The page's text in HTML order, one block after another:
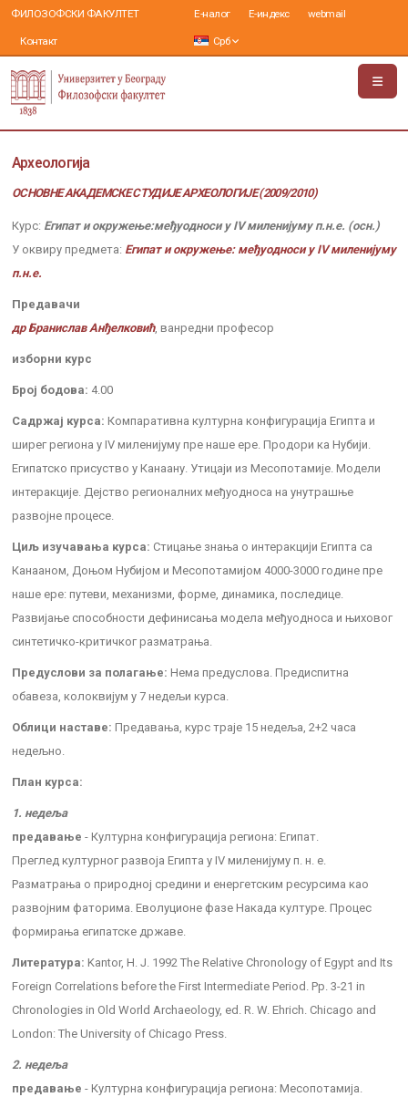
ФИЛОЗОФСКИ ФАКУЛТЕТ
Контакт
Е-налог Е-индекс webmail
Срб
Археологија
ОСНОВНЕ АКАДЕМСКЕ СТУДИЈЕ АРХЕОЛОГИЈЕ (2009/2010)
Курс: Египат и окружење:међуодноси у IV миленијуму п.н.е. (осн.)
У оквиру предмета: Египат и окружење: међуодноси у IV миленијуму
п.н.е.
Предавачи
др Бранислав Анђелковић, ванредни професор
изборни курс
Број бодова: 4.00
Садржај курса: Компаративна културна конфигурација Египта и
ширег региона у IV миленијуму пре наше ере. Продори ка Нубији.
Египатско присуство у Канаану. Утицаји из Месопотамије. Модели
интеракције. Дејство регионалних међуодноса на унутрашње
развојне процесе.
Циљ изучавања курса: Стицање знања о интеракцији Египта са
Канааном, Доњом Нубијом и Месопотамијом 4000-3000 године пре
наше ере: путеви, механизми, форме, динамика, последице.
Развијање способности дефинисања модела међуодноса и њиховог
синтетичко-критичког разматрања.
Предуслови за полагање: Нема предуслова. Предиспитна
обавеза, колоквијум у 7 недељи курса.
Облици наставе: Предавања, курс траје 15 недеља, 2+2 часа
недељно.
План курса:
1. недеља
предавање - Културна конфигурација региона: Египат.
Преглед културног развоја Египта у IV миленијуму п. н. е.
Разматрања о природној средини и енергетским ресурсима као
развојним фаторима. Еволуционе фазе Накада културе. Процес
формирања египатске државе.
Литература: Kantor, H. J. 1992 The Relative Chronology of Egypt and Its
Foreign Correlations before the First Intermediate Period. Pp. 3-21 in
Chronologies in Old World Archaeology, ed. R. W. Ehrich. Chicago and
London: The University of Chicago Press.
2. недеља
предавање - Културна конфигурација региона: Месопотамија.